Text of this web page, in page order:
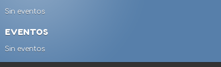
Sin eventos
EVENTOS
Sin eventos